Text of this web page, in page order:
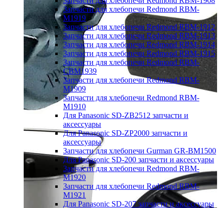
Запчасти для хлебопечи Redmond RBM-
M1919
Запчасти для хлебопечи Redmond RBM-1912
Запчасти для хлебопечи Redmond RBM-1913
Запчасти для хлебопечи Redmond RBM-1914
Запчасти для хлебопечи Redmond RBM-1915
Запчасти для хлебопечи Redmond RBM-
CBM1939
Запчасти для хлебопечи Redmond RBM-
M1909
Запчасти для хлебопечи Redmond RBM-
M1910
Для Panasonic SD-ZB2512 запчасти и
аксессуары
Для Panasonic SD-ZP2000 запчасти и
аксессуары
Запчасти для хлебопечи Gurman GR-BM1500
Для Panasonic SD-200 запчасти и аксессуары
Запчасти для хлебопечи Redmond RBM-
M1920
Запчасти для хлебопечи Redmond RBM-
M1921
Для Panasonic SD-207 запчасти и аксессуары